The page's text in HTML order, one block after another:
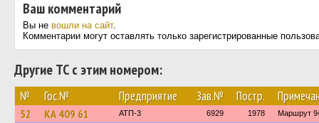
Ваш комментарий
Вы не вошли на сайт.
Комментарии могут оставлять только зарегистрированные
Другие ТС с этим номером:
№ Гос.№ Предприятие Зав.№ Постр.
52 КА 409 61 АТП-3 6929 1978 Маршрут